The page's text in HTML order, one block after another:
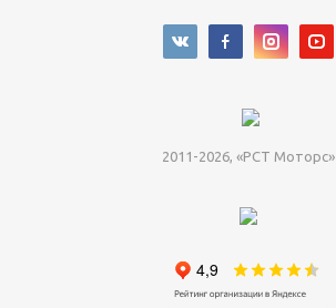
2011-2026, «РСТ Моторс»